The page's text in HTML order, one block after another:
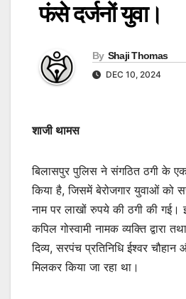
फंसे दर्जनों युवा।
By Shaji Thomas
DEC 10, 2024
शाजी थामस
बिलासपुर पुलिस ने संगठित ठगी के
किया है, जिसमें बेरोजगार युवाओं को
नाम पर लाखों रुपये की ठगी की
कपिल गोस्वामी नामक व्यक्ति द्वारा
दिव्य, सरपंच प्रतिनिधि ईश्वर
मिलकर किया जा रहा था।